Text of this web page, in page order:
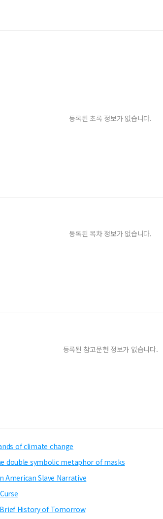
등록된 초록 정보가 없습니다.
등록된 목차 정보가 없습니다.
등록된 참고문헌 정보가 없습니다.
of climate change
double symbolic metaphor of masks
American Slave Narrative
History of Tomorrow